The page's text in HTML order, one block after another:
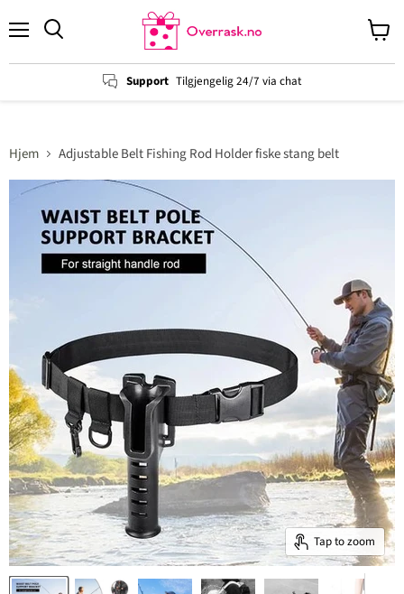
Support Tilgjengelig 24/7 via chat
cart
Hjem Adjustable Belt Fishing Rod Holder fiske stang belt
Tap to zoom